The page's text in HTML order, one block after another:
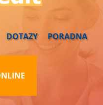
DOTAZY PORADNA